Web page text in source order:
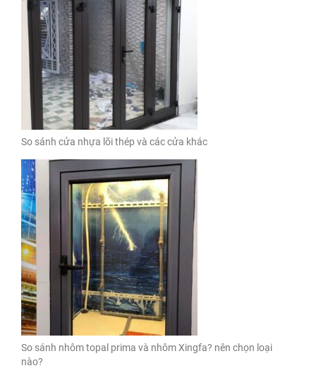
So sánh cửa nhựa lõi thép và các cửa khác
So sánh nhôm topal prima và nhôm Xingfa? nên chọn loại
nào?